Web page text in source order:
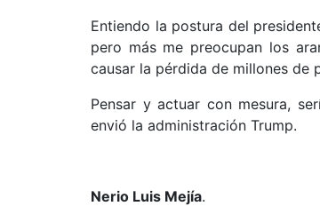
Entiendo la postura del
pero más me preocupan los
causar la pérdida de millones de
Pensar y actuar con mesura,
envió la administración Trump.
Nerio Luis Mejía.